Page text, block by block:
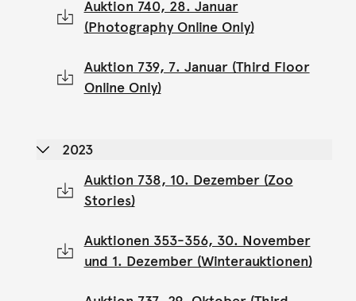
Auktion 740, 28. Januar
(Photography Online Only)
Auktion 739, 7. Januar (Third Floor
Online Only)
2023
Auktion 738, 10. Dezember (Zoo
Stories)
Auktionen 353-356, 30. November
und 1. Dezember (Winterauktionen)